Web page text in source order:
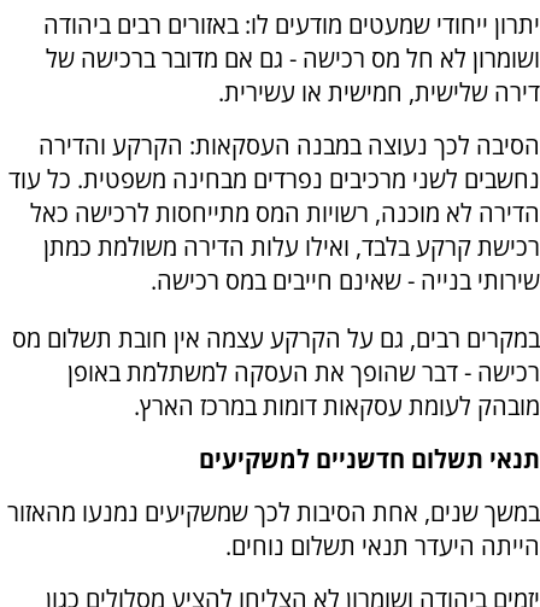
יתרון ייחודי שמעטים מודעים לו: באזורים רבים ביהודה
ושומרון לא חל מס רכישה - גם אם מדובר ברכישה של
דירה שלישית, חמישית או עשירית.
הסיבה לכך נעוצה במבנה העסקאות: הקרקע והדירה
נחשבים לשני מרכיבים נפרדים מבחינה משפטית. כל עוד
הדירה לא מוכנה, רשויות המס מתייחסות לרכישה כאל
רכישת קרקע בלבד, ואילו עלות הדירה משולמת כמתן
שירותי בנייה - שאינם חייבים במס רכישה.
במקרים רבים, גם על הקרקע עצמה אין חובת תשלום מס
רכישה - דבר שהופך את העסקה למשתלמת באופן
מובהק לעומת עסקאות דומות במרכז הארץ.
תנאי תשלום חדשניים למשקיעים
במשך שנים, אחת הסיבות לכך שמשקיעים נמנעו מהאזור
הייתה היעדר תנאי תשלום נוחים.
יזמים ביהודה ושומרון לא הצליחו להציע מסלולים כגון